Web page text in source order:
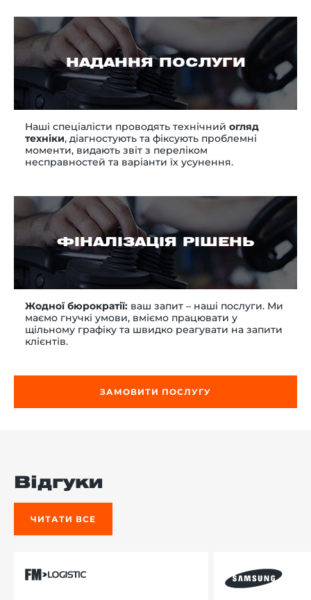
НАДАННЯ ПОСЛУГИ
Наші спеціалісти проводять технічний огляд
техніки, діагностують та фіксують проблемні
моменти, видають звіт з переліком
несправностей та варіанти їх усунення.
ФІНАЛІЗАЦІЯ РІШЕНЬ
Жодної бюрократії: ваш запит – наші послуги. Ми
маємо гнучкі умови, вміємо працювати у
щільному графіку та швидко реагувати на запити
клієнтів.
ЗАМОВИТИ ПОСЛУГУ
Відгуки
ЧИТАТИ ВСЕ